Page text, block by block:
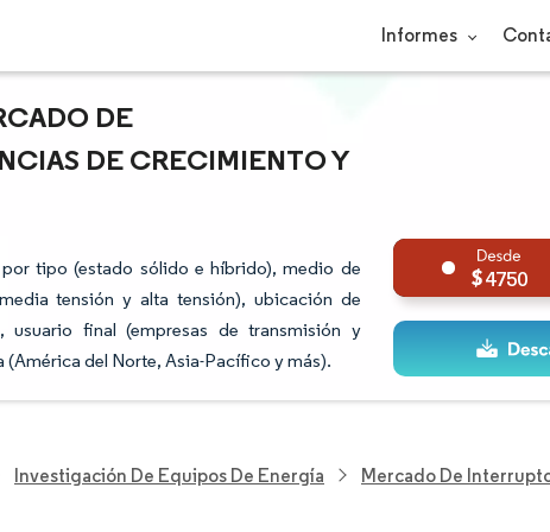
Informes
DE
DE CRECIMIENTO Y
tipo (estado sólido e híbrido), medio de
tensión y alta tensión), ubicación de
final (empresas de transmisión y
del Norte, Asia-Pacífico y más).
4750
Investigación De Equipos De Energía Mercado De